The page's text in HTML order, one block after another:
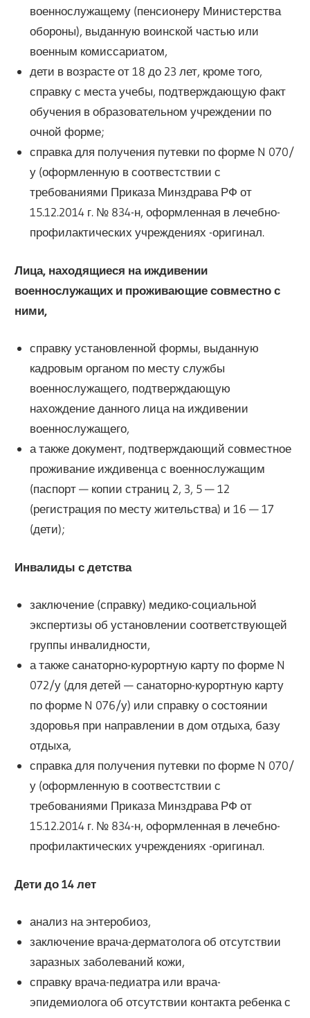
военнослужащему (пенсионеру Министерства
обороны), выданную воинской частью или
военным комиссариатом,
дети в возрасте от 18 до 23 лет, кроме того,
справку с места учебы, подтверждающую факт
обучения в образовательном учреждении по
очной форме;
справка для получения путевки по форме N 070/
у (оформленную в соотвестствии с
требованиями Приказа Минздрава РФ от
15.12.2014 г. № 834-н, оформленная в лечебно-
профилактических учреждениях -оригинал.
Лица, находящиеся на иждивении
военнослужащих и проживающие совместно с
ними,
справку установленной формы, выданную
кадровым органом по месту службы
военнослужащего, подтверждающую
нахождение данного лица на иждивении
военнослужащего,
а также документ, подтверждающий совместное
проживание иждивенца с военнослужащим
(паспорт — копии страниц 2, 3, 5 — 12
(регистрация по месту жительства) и 16 — 17
(дети);
Инвалиды с детства
заключение (справку) медико-социальной
экспертизы об установлении соответствующей
группы инвалидности,
а также санаторно-курортную карту по форме N
072/у (для детей — санаторно-курортную карту
по форме N 076/у) или справку о состоянии
здоровья при направлении в дом отдыха, базу
отдыха,
справка для получения путевки по форме N 070/
у (оформленную в соотвестствии с
требованиями Приказа Минздрава РФ от
15.12.2014 г. № 834-н, оформленная в лечебно-
профилактических учреждениях -оригинал.
Дети до 14 лет
анализ на энтеробиоз,
заключение врача-дерматолога об отсутствии
заразных заболеваний кожи,
справку врача-педиатра или врача-
эпидемиолога об отсутствии контакта ребенка с